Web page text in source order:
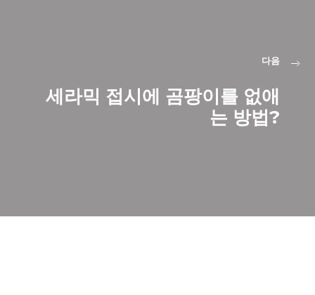
다음
세라믹 접시에 곰팡이를 없애
는 방법?